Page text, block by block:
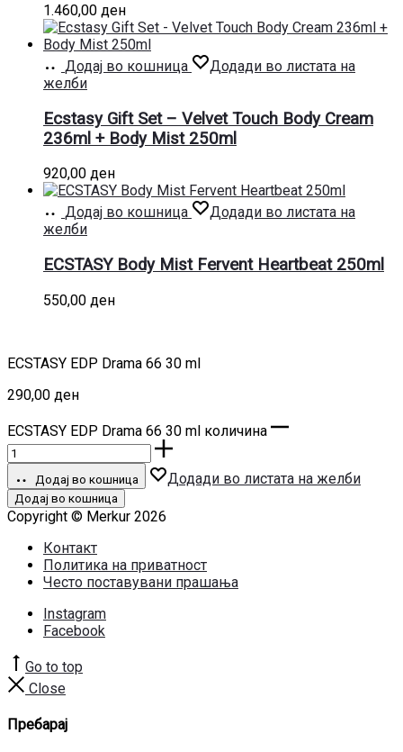
1.460,00 ден
Додај во кошница
Додади во листата на
желби
Ecstasy Gift Set – Velvet Touch Body Cream
236ml + Body Mist 250ml
920,00 ден
Додај во кошница
Додади во листата на
желби
ECSTASY Body Mist Fervent Heartbeat 250ml
550,00 ден
ECSTASY EDP Drama 66 30 ml
290,00 ден
ECSTASY EDP Drama 66 30 ml количина
Додај во кошница Додади во листата на желби
Додај во кошница
Copyright © Merkur 2026
Контакт
Политика на приватност
Често поставувани прашања
Instagram
Facebook
Go to top
Close
Пребарај